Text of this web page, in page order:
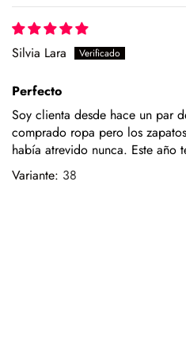
Si tienes alguna duda, puedes
Silvia Lara
Perfecto
Soy clienta desde hace un par
comprado ropa pero los
había atrevido nunca. Este año
38